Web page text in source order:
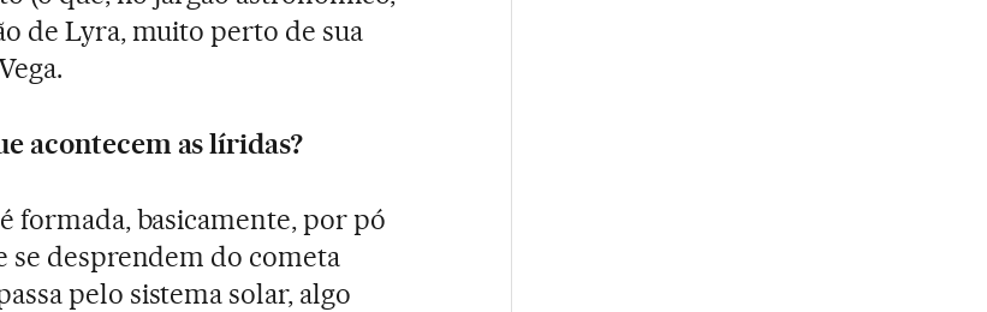
de Lyra, muito perto de sua
acontecem as líridas?
formada, basicamente, por pó
se desprendem do cometa
pelo sistema solar, algo